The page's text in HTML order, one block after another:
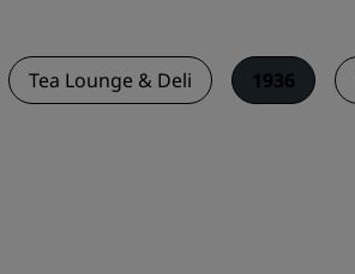
1936
Tea Lounge & Deli